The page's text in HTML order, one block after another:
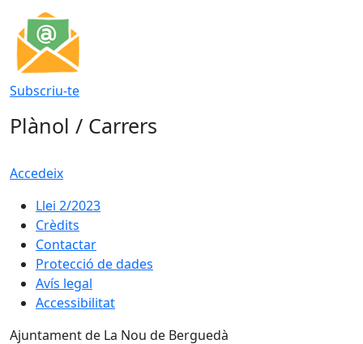
Subscriu-te
Plànol / Carrers
Accedeix
Llei 2/2023
Crèdits
Contactar
Protecció de dades
Avís legal
Accessibilitat
Ajuntament de La Nou de Berguedà